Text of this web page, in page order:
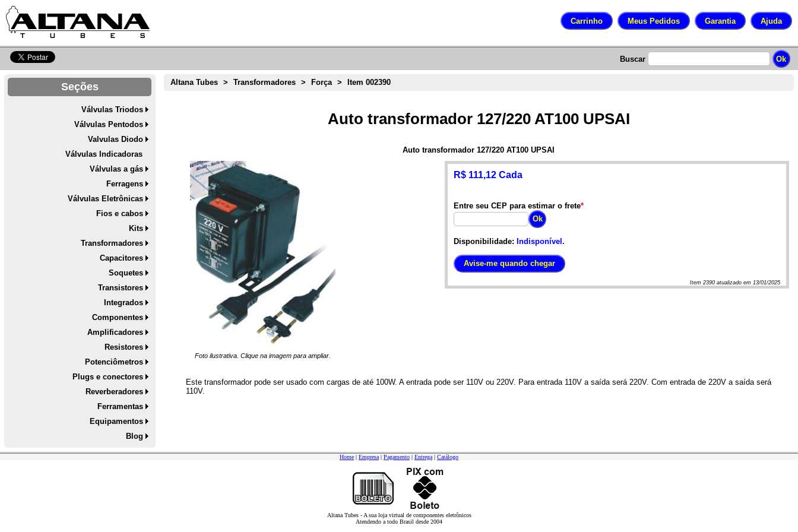
Buscar
Seções
Válvulas Triodos
Válvulas Pentodos
Valvulas Diodo
Válvulas Indicadoras
Válvulas a gás
Ferragens
Válvulas Eletrônicas
Fios e cabos
Kits
Transformadores
Capacitores
Soquetes
Transistores
Integrados
Componentes
Amplificadores
Resistores
Potenciômetros
Plugs e conectores
Reverberadores
Ferramentas
Equipamentos
Blog
Altana Tubes > Transformadores > Força > Item 002390
Auto transformador 127/220 AT100 UPSAI
Auto transformador 127/220 AT100 UPSAI
Foto ilustrativa. Clique na imagem para ampliar.
R$ 111,12 Cada
Entre seu CEP para estimar o frete*
Disponibilidade: Indisponível.
Item2390 atualizado em 13/01/2025
Este transformador pode ser usado com cargas de até 100W. A entrada pode ser 110V ou 220V. Para entrada 110V a saída será 220V. Com entrada de 220V a saída será
110V.
Home | Empresa | Pagamento | Entrega | Catálogo
Altana Tubes - A sua loja virtual de componentes eletrônicos
Atendendo a todo Brasil desde 2004